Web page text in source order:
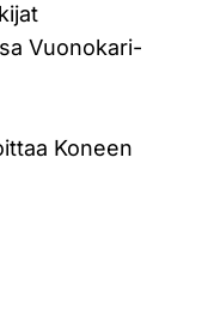
Vuonokari-
Koneen